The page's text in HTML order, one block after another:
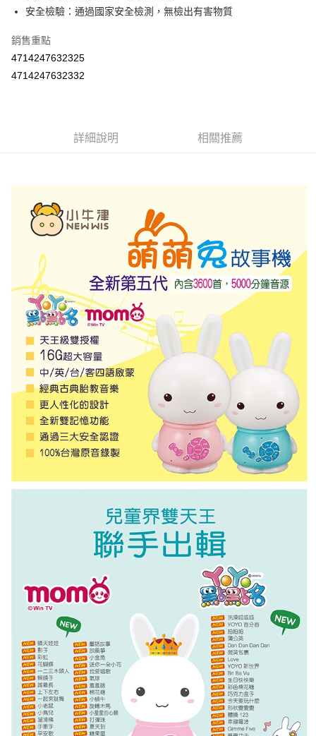
１．簡單：不需註冊會員、不需綁卡、不需儲值。
【「AFTEE先享後付」結帳流程】
１．於結帳方式選擇「AFTEE先享後付」後，將跳轉至「AFTEE先享後付」
※ 請注意：結帳手續完成當下不需立刻繳費，但若您需要取消訂單，請聯絡
是否繳費成功／繳費後需取消欲退款等相關疑問，請聯繫「AFTEE先享後付
【注意事項】
１．透過由恩沛科技股份有限公司提供之「AFTEE先享後付」服務完成之交
易，需依本服務之必要範圍內提供個人資料，並將交易相關給付款項請求債
權轉讓予恩沛科技股份有限公司。
２．關於個人資料處理事宜，請瀏覽以下網址：
https://aftee.tw/terms/#terms3
３．未成年的使用者請事先徵得法定代理人或監護人之同意方可使用
「AFTEE先享後付」，若未經同意申辦者引起之損失，本公司不負相關責
任。
４．使用「AFTEE先享後付」時，將依據個別帳號之用戶狀況，依本公司即
時審查核予不同之上限額度；若仍有額度不足之情形，本公司將視審查結果
請求用戶進行身份認證。
５．嚴禁一人註冊多個帳號或使用他人資訊註冊。若發現惡意使用之情形，
恩沛科技股份有限公司將有權停止該用戶之使用額度並採取法律行動。
運送方式
全家取貨付款
每筆NT$60，滿NT$590(含以上)免運費
7-11取貨付款
每筆NT$100，滿NT$590(含以上)免運費
安全檢驗：通過國家安全檢測，無檢出有害物質
銷售重點
4714247632325
4714247632332
詳細說明 相關推薦